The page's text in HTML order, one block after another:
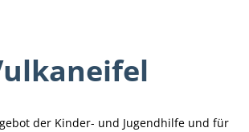
der Kinder- und Jugendhilfe und für